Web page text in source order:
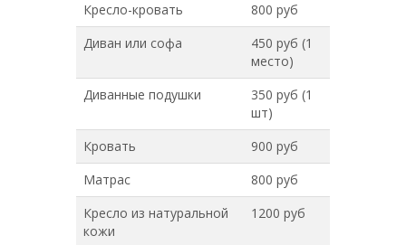
Кресло-кровать
800 руб
Диван или софа
450 руб (1
место)
Диванные подушки
350 руб (1
шт)
Кровать
900 руб
Матрас
800 руб
Кресло из натуральной
кожи
1200 руб